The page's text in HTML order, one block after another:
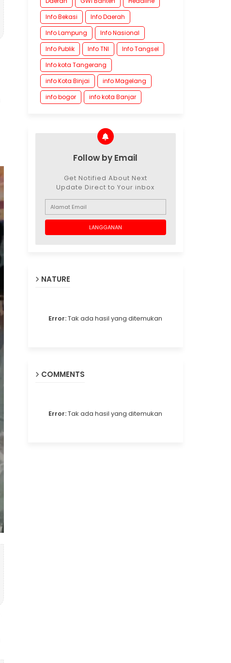
Info Bekasi
Info Daerah
Info Lampung
Info Nasional
Info Publik
Info TNI
Info Tangsel
Info kota Tangerang
info Kota Binjai
info Magelang
info bogor
info kota Banjar
Follow by Email
Get Notified About Next
Update Direct to Your inbox
NATURE
Error:Tak ada hasil yang ditemukan
COMMENTS
Error:Tak ada hasil yang ditemukan